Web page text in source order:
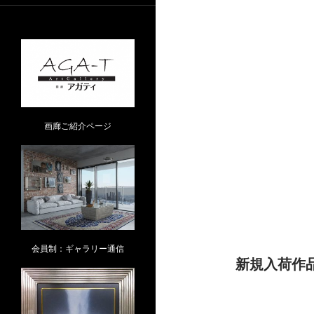
新規入荷作
画廊ご紹介ページ
会員制：ギャラリー通信